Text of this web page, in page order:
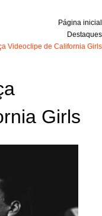
Página inicial
Destaques
Videoclipe de California Girls
Girls